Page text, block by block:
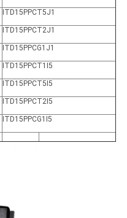
ITD15PPCT5J1
ITD15PPCT2J1
ITD15PPCG1J1
ITD15PPCT1I5
ITD15PPCT5I5
ITD15PPCT2I5
ITD15PPCG1I5